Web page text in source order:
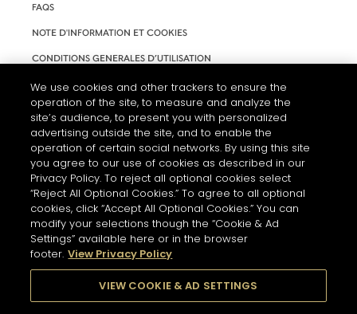
FAQS
NOTE D'INFORMATION ET COOKIES
CONDITIONS GENERALES D’UTILISATION
ACCESSIBILITÉ
PARAMÈTRES DES COOKIES
CONSOMMER AVEC MODÉRATION.
We use cookies and other trackers to ensure the
operation of the site, to measure and analyze the
site’s audience, to present you with personalized
advertising outside the site, and to enable the
operation of certain social networks. By using this site
you agree to our use of cookies as described in our
Privacy Policy. To reject all optional cookies select
“Reject All Optional Cookies.” To agree to all optional
cookies, click “Accept All Optional Cookies.” You can
modify your selections though the “Cookie & Ad
Settings” available here or in the browser
footer. View Privacy Policy
VIEW COOKIE & AD SETTINGS